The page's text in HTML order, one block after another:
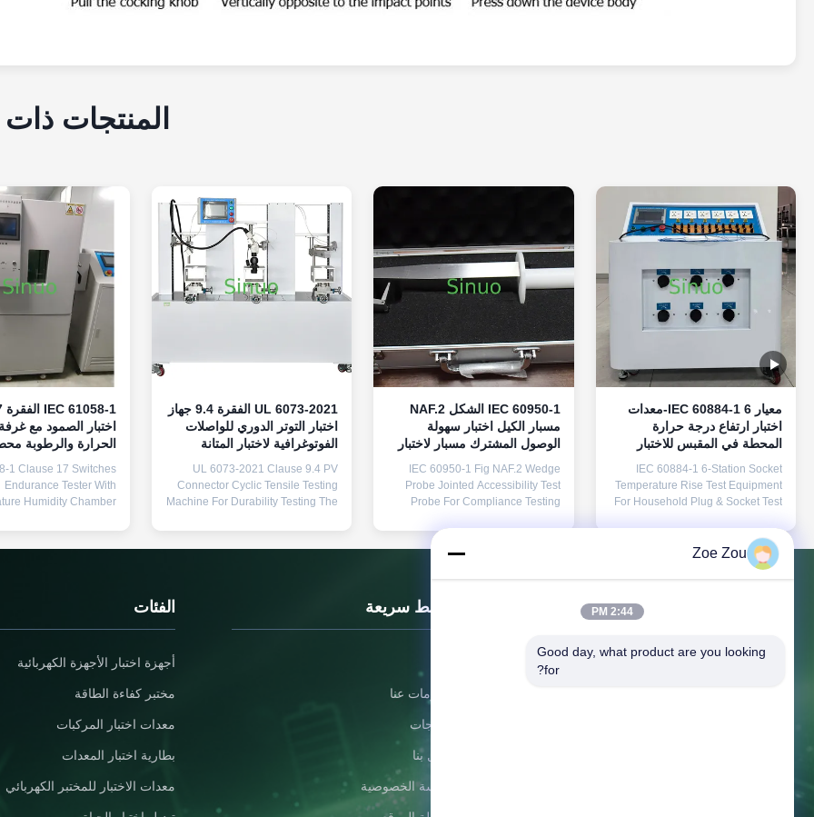
المنتجات
معيار IEC 60884-1 6-معدات
اختبار ارتفاع درجة حرارة
المحطة في المقبس للاختبار
المنزلي
IEC 60884-1 6-Station Socket
Temperature Rise Test Equipment
For Household Plug & Socket Test
PLC-controlled testing solution
engineered to evaluate the thermal
performance of household
IEC 60950-1 الشكل NAF.2
مسبار الكيل اختبار سهولة
الوصول المشترك مسبار لاختبار
الامتثال
IEC 60950-1 Fig NAF.2 Wedge
Probe Jointed Accessibility Test
Probe For Compliance Testing
evaluating whether hazardous
parts inside slot openings or
information technology equipment
can be accessed by users. Product
UL 6073-2021 الفقرة 9.4 جهاز
اختبار التوتر الدوري للواصلات
الفوتوغرافية لاختبار المتانة
UL 6073-2021 Clause 9.4 PV
Connector Cyclic Tensile Testing
Machine For Durability Testing The
Testing Machine fully complies
with UL6073-2021 (Clause 9.4) for
اختبار الصمود مع
الحرارة والرطوبة
1 Clause 17 Switches
Endurance Tester With
Humidity Chamber
Endurance Tester is
and manufactured
17.4. Test ...
روابط سريعة
معلومات عنا
المنتجات
اتصل بنا
سياسة الخصوصية
الفئات
أجهزة اختبار الأجهزة الكهربائية
مختبر كفاءة الطاقة
معدات اختبار المركبات
بطارية اختبار المعدات
معدات الاختبار للمختبر الكهربائي
Zoe Zou
2:44 PM
Good day, what product are you looking
for?